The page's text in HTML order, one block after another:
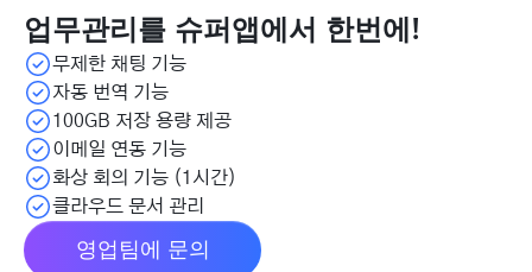
업무관리를 슈퍼앱에서 한번에!
무제한 채팅 기능
자동 번역 기능
100GB 저장 용량 제공
이메일 연동 기능
화상 회의 기능 (1시간)
클라우드 문서 관리
영업팀에 문의